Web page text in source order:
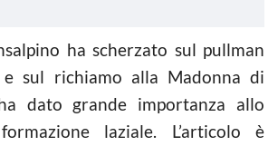
ha scherzato sul pullman
e sul richiamo alla Madonna di
dato grande importanza allo
laziale. L’articolo è